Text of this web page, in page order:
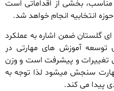
مناسب، بخشی از اقداماتی است
انتخابیه انجام خواهد شد.
گلستان ضمن اشاره به عملکرد
توسعه آموزش های مهارتی در
تغییرات و پیشرفت است و وزن
سنجش میشود لذا توجه به
پیدا می کند.